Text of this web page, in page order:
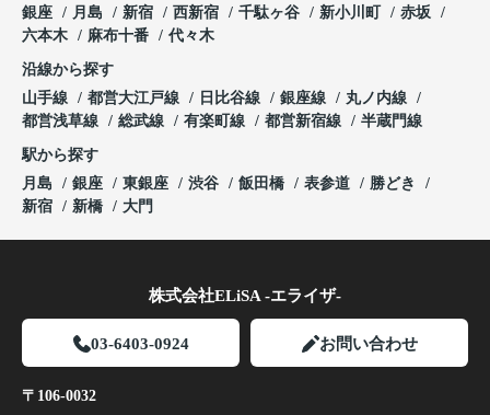
銀座
月島 新宿 西新宿 千駄ヶ谷 新小川町
赤坂
六本木
麻布十番 代々木
沿線から探す
山手線
都営大江戸線 日比谷線 銀座線
丸ノ内線
都営浅草線
総武線 有楽町線 都営新宿線 半蔵門線
駅から探す
月島
銀座 東銀座 渋谷 飯田橋 表参道
勝どき
新宿
新橋 大門
株式会社ELiSA -エライザ-
03-6403-0924 お問い合わせ
〒106-0032